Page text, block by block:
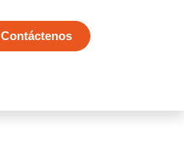
Contáctenos